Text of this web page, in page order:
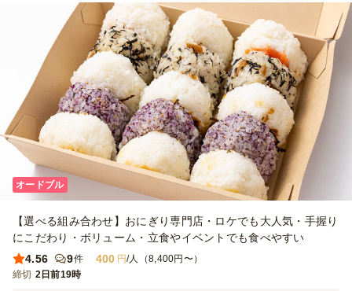
オードブル
【選べる組み合わせ】おにぎり専門店・ロケでも大人気・手握り
にこだわり・ボリューム・立食やイベントでも食べやすい
4.56
9件 400 円/人（8,400円〜）
締切 2日前19時